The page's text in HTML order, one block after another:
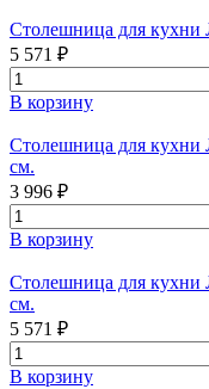
Столешница для
5 571 ₽
В корзину
Столешница для
см.
3 996 ₽
В корзину
Столешница для
см.
5 571 ₽
В корзину